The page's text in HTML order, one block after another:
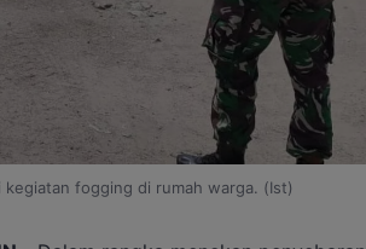
kegiatan fogging di rumah warga. (Ist)